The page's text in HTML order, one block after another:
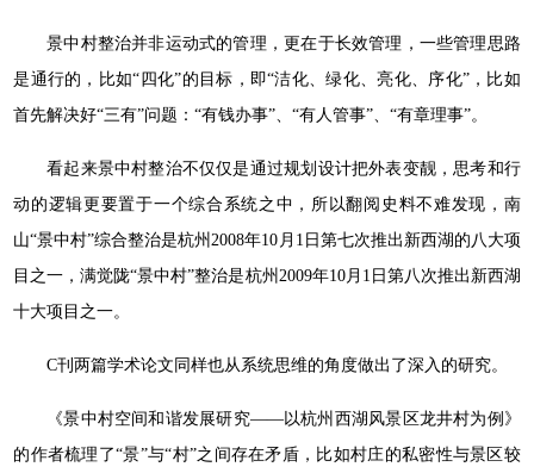
景中村整治并非运动式的管理，更在于长效管理，一些管理思路
是通行的，比如“四化”的目标，即“洁化、绿化、亮化、序化”，比如
首先解决好“三有”问题：“有钱办事”、“有人管事”、“有章理事”。
看起来景中村整治不仅仅是通过规划设计把外表变靓，思考和行
动的逻辑更要置于一个综合系统之中，所以翻阅史料不难发现，南
山“景中村”综合整治是杭州2008年10月1日第七次推出新西湖的八大项
目之一，满觉陇“景中村”整治是杭州2009年10月1日第八次推出新西湖
十大项目之一。
C刊两篇学术论文同样也从系统思维的角度做出了深入的研究。
《景中村空间和谐发展研究——以杭州西湖风景区龙井村为例》
的作者梳理了“景”与“村”之间存在矛盾，比如村庄的私密性与景区较